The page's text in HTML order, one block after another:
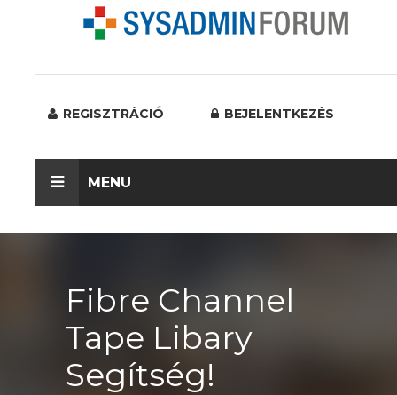
REGISZTRÁCIÓ BEJELENTKEZÉS
MENU
Fibre Channel
Tape Libary
Segítség!